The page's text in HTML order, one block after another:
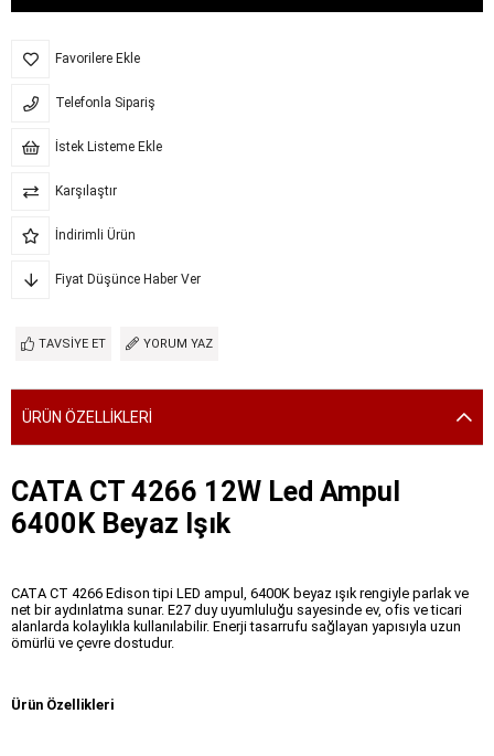
Favorilere Ekle
Telefonla Sipariş
İstek Listeme Ekle
Karşılaştır
İndirimli Ürün
Fiyat Düşünce Haber Ver
TAVSIYE ET YORUM YAZ
ÜRÜN ÖZELLIKLERI
CATA CT 4266 12W Led Ampul
6400K Beyaz Işık
CATA CT 4266 Edison tipi LED ampul, 6400K beyaz ışık rengiyle parlak ve
net bir aydınlatma sunar. E27 duy uyumluluğu sayesinde ev, ofis ve ticari
alanlarda kolaylıkla kullanılabilir. Enerji tasarrufu sağlayan yapısıyla uzun
ömürlü ve çevre dostudur.
Ürün Özellikleri